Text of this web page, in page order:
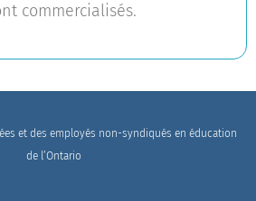
commercialisés.
et des employés non-syndiqués en éducation
de l’Ontario